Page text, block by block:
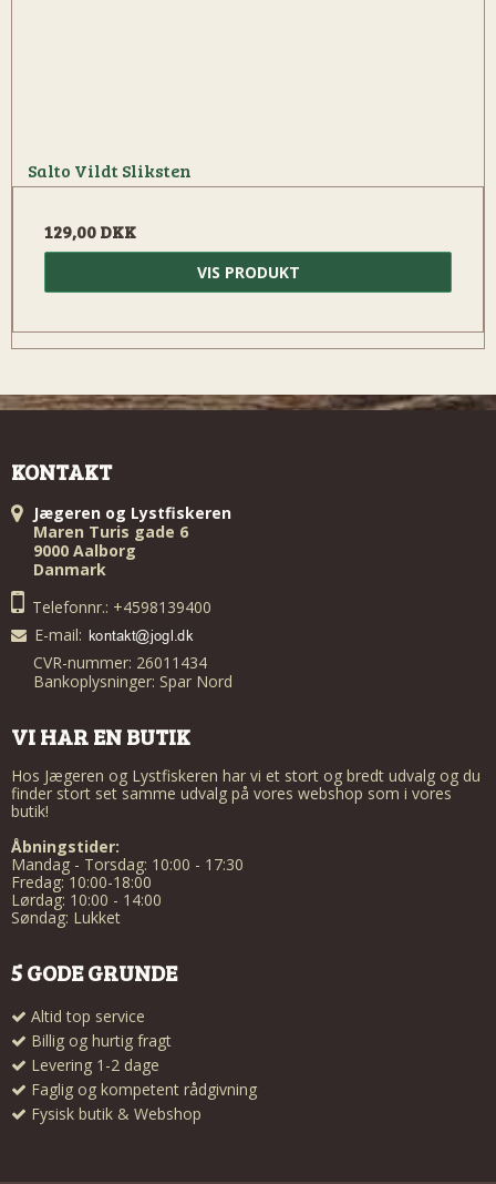
Salto Vildt Sliksten
129,00 DKK
VIS PRODUKT
KONTAKT
Jægeren og Lystfiskeren
Maren Turis gade 6
9000 Aalborg
Danmark
Telefonnr.: +4598139400
E-mail:
CVR-nummer: 26011434
Bankoplysninger: Spar Nord
VI HAR EN BUTIK
Hos Jægeren og Lystfiskeren har vi et stort og bredt udvalg og du
finder stort set samme udvalg på vores webshop som i vores
butik!
Åbningstider:
Mandag - Torsdag: 10:00 - 17:30
Fredag: 10:00-18:00
Lørdag: 10:00 - 14:00
Søndag: Lukket
5 GODE GRUNDE
Altid top service
Billig og hurtig fragt
Levering 1-2 dage
Faglig og kompetent rådgivning
Fysisk butik & Webshop